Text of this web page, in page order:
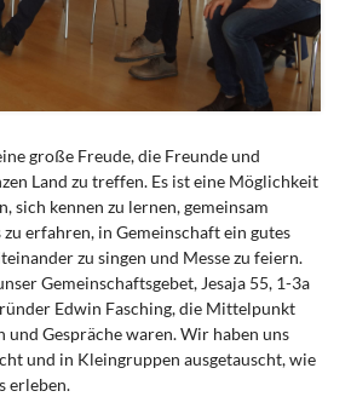
große Freude, die Freunde und
Land zu treffen. Es ist eine Möglichkeit
sich kennen zu lernen, gemeinsam
zu erfahren, in Gemeinschaft ein gutes
zu singen und Messe zu feiern.
Gemeinschaftsgebet, Jesaja 55, 1-3a
Edwin Fasching, die Mittelpunkt
und Gespräche waren. Wir haben uns
und in Kleingruppen ausgetauscht, wie
erleben.